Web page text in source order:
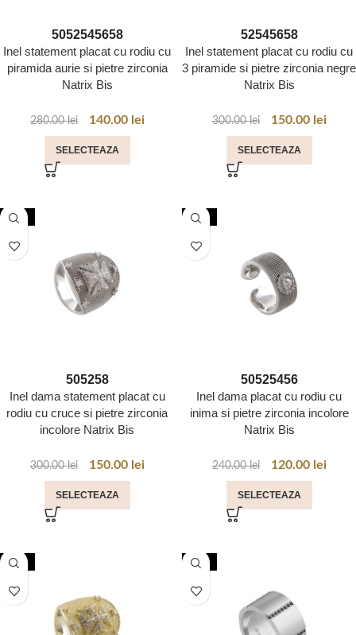
5052545658
Inel statement placat cu rodiu cu
piramida aurie si pietre zirconia
Natrix Bis
280.00lei 140.00 lei
SELECTEAZA
52545658
Inel statement placat cu rodiu cu
3 piramide si pietre zirconia negre
Natrix Bis
300.00lei 150.00 lei
SELECTEAZA
-50%
505258
Inel dama statement placat cu
rodiu cu cruce si pietre zirconia
incolore Natrix Bis
300.00lei 150.00 lei
SELECTEAZA
-50%
50525456
Inel dama placat cu rodiu cu
inima si pietre zirconia incolore
Natrix Bis
240.00lei 120.00 lei
SELECTEAZA
-50% -20%